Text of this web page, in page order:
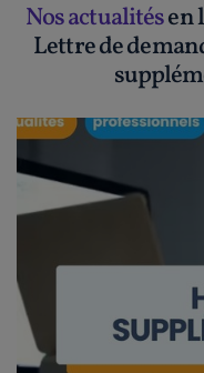
Nos actualitésen
Lettre de